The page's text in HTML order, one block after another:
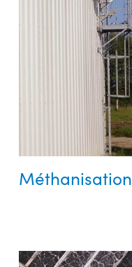
Méthanisation